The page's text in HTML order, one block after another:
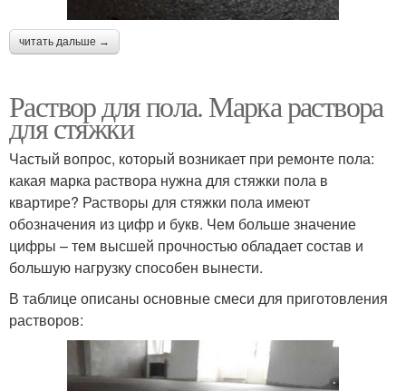
читать дальше →
Раствор для пола. Марка раствора
для стяжки
Частый вопрос, который возникает при ремонте пола:
какая марка раствора нужна для стяжки пола в
квартире? Растворы для стяжки пола имеют
обозначения из цифр и букв. Чем больше значение
цифры – тем высшей прочностью обладает состав и
большую нагрузку способен вынести.
В таблице описаны основные смеси для приготовления
растворов: